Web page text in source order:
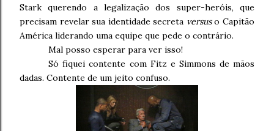
Stark querendo a legalização dos super-heróis, que
precisam revelar sua identidade secreta versuso Capitão
América liderando uma equipe que pede o contrário.
Mal posso esperar para ver isso!
Só fiquei contente com Fitz e Simmons de mãos
dadas. Contente de um jeito confuso.